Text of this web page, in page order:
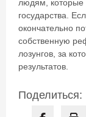
людям, которые
государства.
окончательно
собственную
лозунгов, за
результатов.
Поделиться: